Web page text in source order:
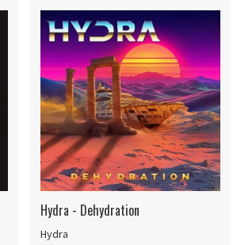
Hydra - Dehydration
Hydra